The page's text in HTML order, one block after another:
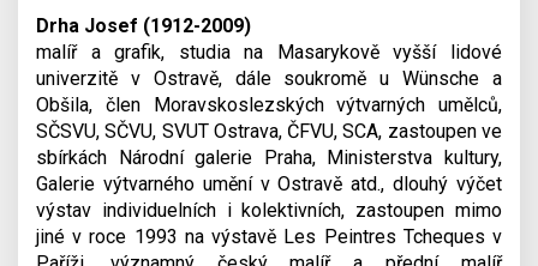
Drha Josef (1912-2009)
malíř a grafik, studia na Masarykově vyšší lidové
univerzitě v Ostravě, dále soukromě u Wünsche a
Obšila, člen Moravskoslezských výtvarných umělců,
SČSVU, SČVU, SVUT Ostrava, ČFVU, SCA, zastoupen ve
sbírkách Národní galerie Praha, Ministerstva kultury,
Galerie výtvarného umění v Ostravě atd., dlouhý výčet
výstav individuelních i kolektivních, zastoupen mimo
jiné v roce 1993 na výstavě Les Peintres Tcheques v